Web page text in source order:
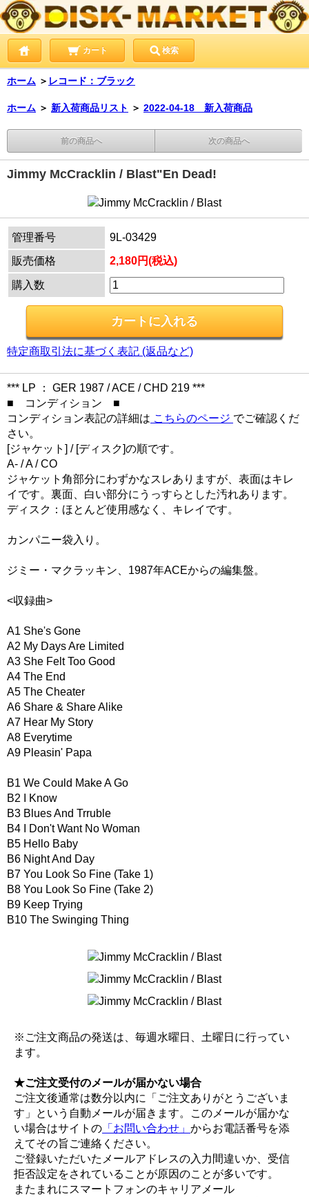
カート 検索
ホーム ＞ レコード：ブラック
ホーム ＞ 新入荷商品リスト ＞ 2022-04-18 新入荷商品
前の商品へ 次の商品へ
Jimmy McCracklin / Blast"En Dead!
管理番号
9L-03429
販売価格
2,180円(税込)
購入数
特定商取引法に基づく表記 (返品など)
*** LP ： GER 1987 / ACE / CHD 219 ***
■ コンディション ■
コンディション表記の詳細は こちらのページ でご確認くだ
さい。
[ジャケット] / [ディスク]の順です。
A- / A / CO
ジャケット角部分にわずかなスレありますが、表面はキレ
イです。裏面、白い部分にうっすらとした汚れあります。
ディスク：ほとんど使用感なく、キレイです。
カンパニー袋入り。
ジミー・マクラッキン、1987年ACEからの編集盤。
<収録曲>
A1 She's Gone
A2 My Days Are Limited
A3 She Felt Too Good
A4 The End
A5 The Cheater
A6 Share & Share Alike
A7 Hear My Story
A8 Everytime
A9 Pleasin' Papa
B1 We Could Make A Go
B2 I Know
B3 Blues And Trruble
B4 I Don't Want No Woman
B5 Hello Baby
B6 Night And Day
B7 You Look So Fine (Take 1)
B8 You Look So Fine (Take 2)
B9 Keep Trying
B10 The Swinging Thing
※ご注文商品の発送は、毎週水曜日、土曜日に行ってい
ます。
★ご注文受付のメールが届かない場合
ご注文後通常は数分以内に「ご注文ありがとうございま
す」という自動メールが届きます。このメールが届かな
い場合はサイトの 「お問い合わせ」 からお電話番号を添
えてその旨ご連絡ください。
ご登録いただいたメールアドレスの入力間違いか、受信
拒否設定をされていることが原因のことが多いです。
またまれにスマートフォンのキャリアメール